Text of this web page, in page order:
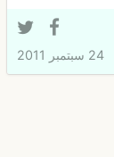
24 سبتمبر 2011